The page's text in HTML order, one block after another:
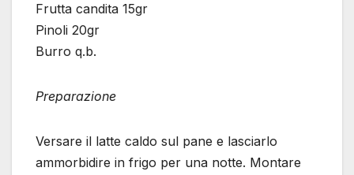
Frutta candita 15gr
Pinoli 20gr
Burro q.b.
Preparazione
Versare il latte caldo sul pane e lasciarlo
ammorbidire in frigo per una notte. Montare